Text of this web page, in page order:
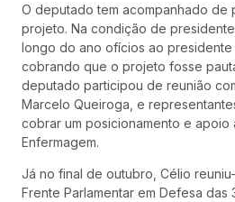
O deputado tem acompanhado de
projeto. Na condição de
longo do ano ofícios ao
cobrando que o projeto fosse
deputado participou de reunião
Marcelo Queiroga, e
cobrar um posicionamento e apoio
Enfermagem.
Já no final de outubro, Célio
Frente Parlamentar em Defesa das